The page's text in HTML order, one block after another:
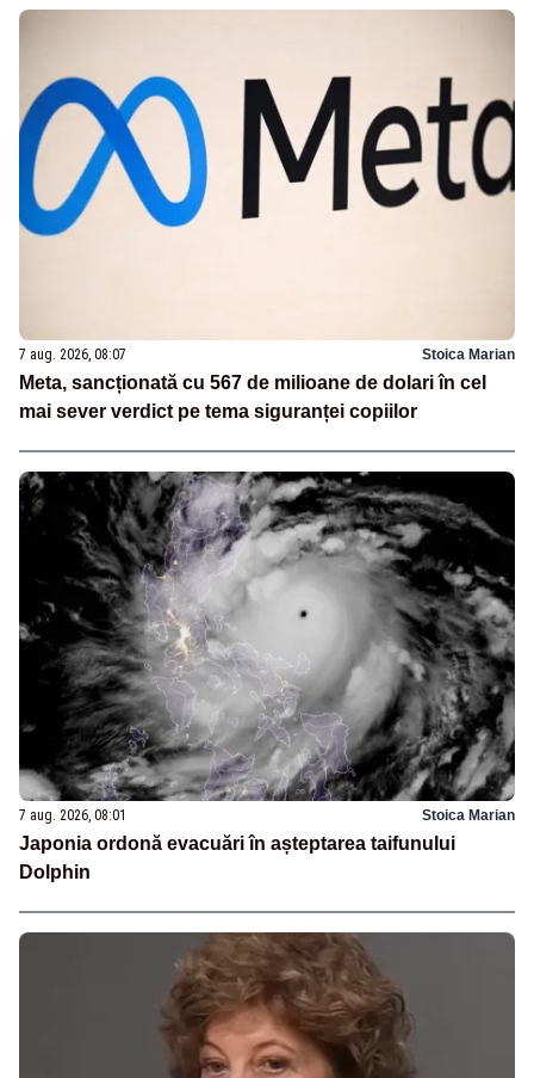
7 aug. 2026, 08:07 Stoica Marian
Meta, sancționată cu 567 de milioane de dolari în cel
mai sever verdict pe tema siguranței copiilor
7 aug. 2026, 08:01 Stoica Marian
Japonia ordonă evacuări în așteptarea taifunului
Dolphin